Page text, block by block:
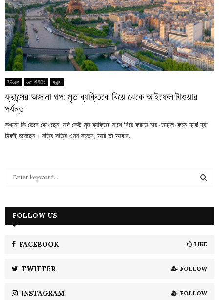
ইউরোপ দেশ পরিচিতি ফ্রান্স
ফ্রান্সের অজানা গল্প: মৃত ব্যক্তিকে বিয়ে থেকে আইফেল টাওয়ার
পর্যন্ত
কখনো কি ভেবে দেখেছেন, যদি কেউ মৃত ব্যক্তির সাথে বিয়ে করতে চায় তেহলে কেমন হবে! হ্যা
ঠিকই শুনেছেন। সত্যি সত্যি এমন সম্ভব, আর তা আবার...
h
H
FOLLOW US
FACEBOOK LIKE
TWITTER FOLLOW
INSTAGRAM FOLLOW